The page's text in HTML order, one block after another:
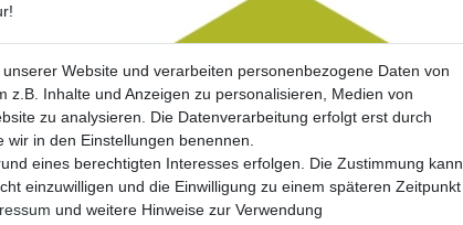
Facebook
Instagram
Website und verarbeiten personenbezogene Daten von
Inhalte und Anzeigen zu personalisieren, Medien von
zu analysieren. Die Datenverarbeitung erfolgt erst durch
in den Einstellungen benennen.
eines berechtigten Interesses erfolgen. Die Zustimmung kann
einzuwilligen und die Einwilligung zu einem späteren Zeitpunkt
und weitere Hinweise zur Verwendung